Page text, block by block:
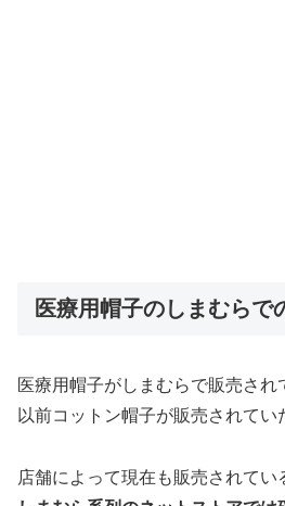
医療用帽子のしまむらで
医療用帽子がしまむらで販売され
以前コットン帽子が販売されてい
店舗によって現在も販売されてい